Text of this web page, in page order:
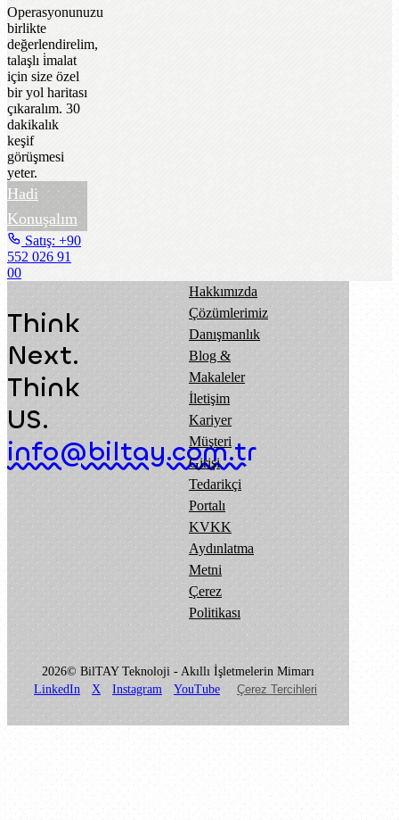
Operasyonunuzu
birlikte
değerlendirelim,
talaşlı i̇malat
için size özel
bir yol haritası
çıkaralım. 30
dakikalık
keşif
görüşmesi
yeter.
Hadi
Konuşalım
Satış: +90
552 026 91
00
Think
Next.
Think
US.
info@biltay.com.tr
Hakkımızda
Çözümlerimiz
Danışmanlık
Blog &
Makaleler
İletişim
Kariyer
Müşteri
Girişi
Tedarikçi
Portalı
KVKK
Aydınlatma
Metni
Çerez
Politikası
2026© BilTAY Teknoloji - Akıllı İşletmelerin Mimarı
LinkedIn
X Instagram YouTube Çerez Tercihleri